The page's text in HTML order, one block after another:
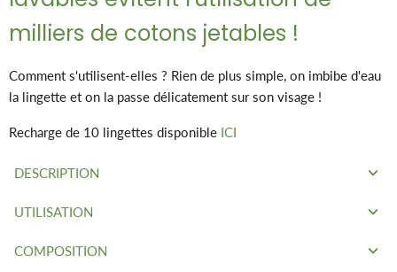
milliers de cotons jetables !
Comment s'utilisent-elles ? Rien de plus simple, on imbibe d'eau
la lingette et on la passe délicatement sur son visage !
Recharge de 10 lingettes disponible ICI
DESCRIPTION
Diamètre des lingettes : 8cm
Une face blanche pour le fond de teint
UTILISATION
COMPOSITION